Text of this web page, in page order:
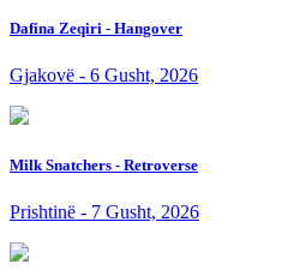
Dafina Zeqiri - Hangover
Gjakovë - 6 Gusht, 2026
Milk Snatchers - Retroverse
Prishtinë - 7 Gusht, 2026